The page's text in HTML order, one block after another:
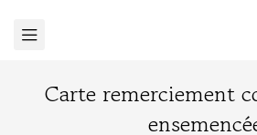
Carte remerciement